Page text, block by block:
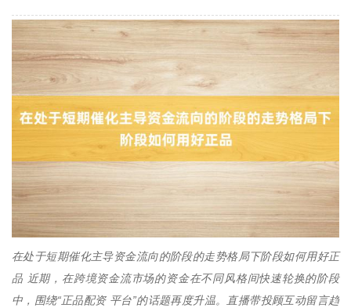
在处于短期催化主导资金流向的阶段的走势格局下阶段如何用好正
品 近期，在跨境资金流市场的资金在不同风格间快速轮换的阶段
中，围绕“正品配资 平台”的话题再度升温。直播带投顾互动留言趋